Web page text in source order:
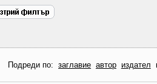
Подреди по: заглавие автор издател